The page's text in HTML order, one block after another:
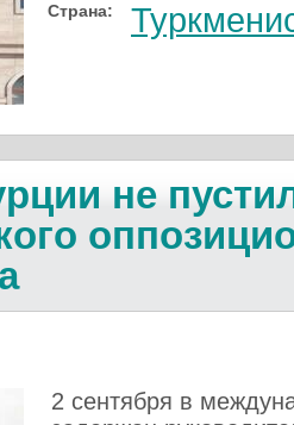
Страна:
не
2 сентября в